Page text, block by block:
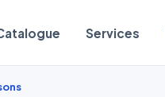
Services